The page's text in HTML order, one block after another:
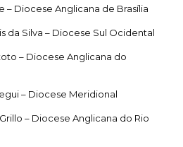
– Diocese Anglicana de Brasília
da Silva – Diocese Sul Ocidental
– Diocese Anglicana do
– Diocese Meridional
– Diocese Anglicana do Rio